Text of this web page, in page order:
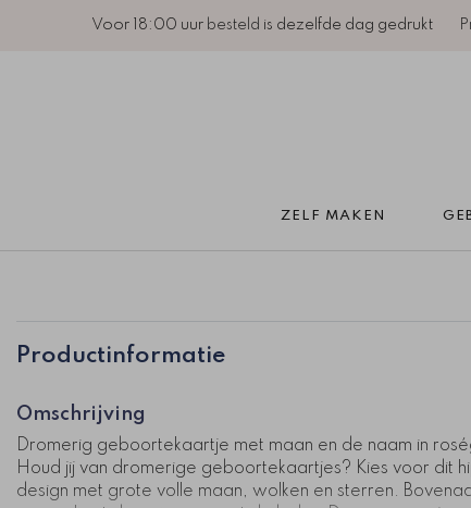
Voor 18:00 uur besteld is dezelfde dag gedrukt
ZELF MAKEN
Productinformatie
Omschrijving
Dromerig geboortekaartje met maan en de naam in
Houd jij van dromerige geboortekaartjes? Kies voor dit
design met grote volle maan, wolken en sterren.